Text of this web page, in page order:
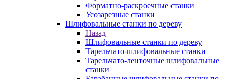
Форматно-раскроечные станки
Усозарезные станки
Шлифовальные станки по дереву
Назад
Шлифовальные станки по дереву
Тарельчато-шлифовальные станки
Тарельчато-ленточные шлифовальные
станки